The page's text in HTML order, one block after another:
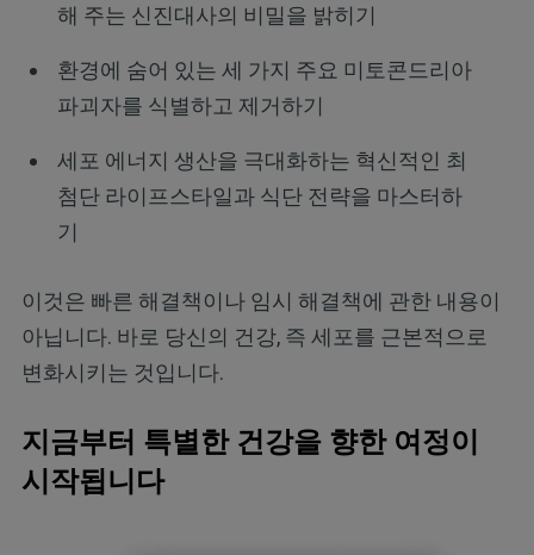
해 주는 신진대사의 비밀을 밝히기
환경에 숨어 있는 세 가지 주요 미토콘드리아
파괴자를 식별하고 제거하기
세포 에너지 생산을 극대화하는 혁신적인 최
첨단 라이프스타일과 식단 전략을 마스터하
기
이것은 빠른 해결책이나 임시 해결책에 관한 내용이
아닙니다. 바로 당신의 건강, 즉 세포를 근본적으로
변화시키는 것입니다.
지금부터 특별한 건강을 향한 여정이
시작됩니다